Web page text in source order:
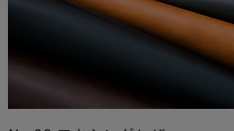
います。あらかじめご了承ください。
※本製品は天然皮革素材を使用してい
個体差がございます。素材の特性とし